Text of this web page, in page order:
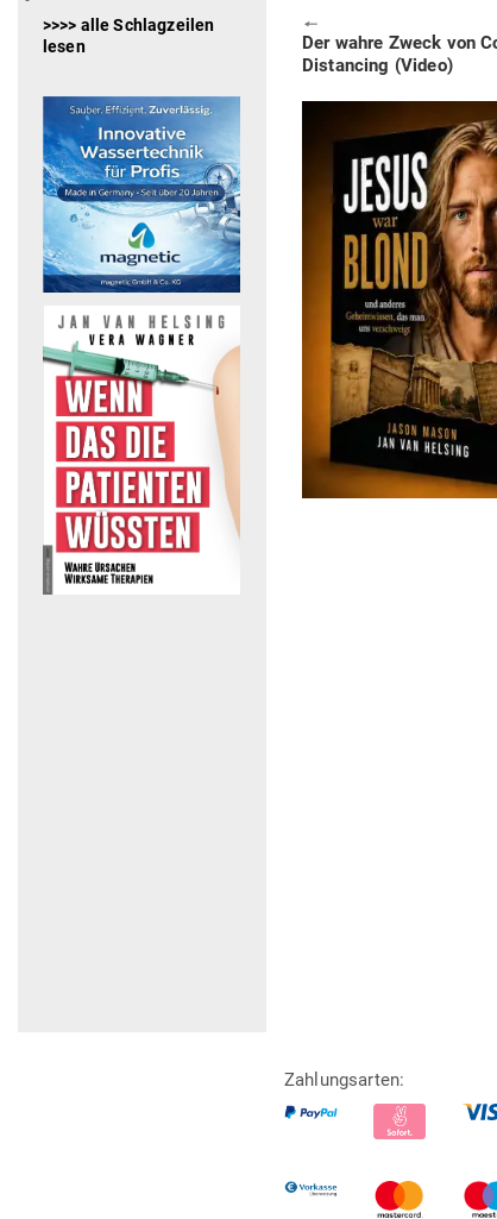
🠔
Previous
post:
Der wahre Zweck von
Distancing (Video)
>>>> alle Schlagzeilen
lesen
Zahlungsarten: